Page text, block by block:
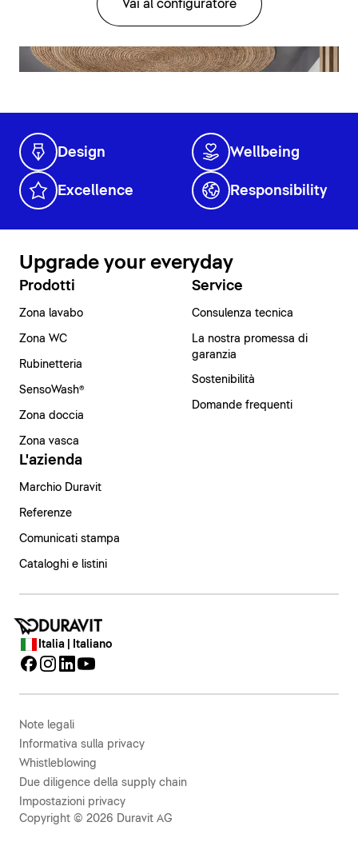
Vai al configuratore
Design Wellbeing
Excellence Responsibility
Upgrade your everyday
Prodotti
Zona lavabo
Zona WC
Rubinetteria
SensoWash®
Zona doccia
Zona vasca
Service
Consulenza tecnica
La nostra promessa di
garanzia
Sostenibilità
Domande frequenti
L'azienda
Marchio Duravit
Referenze
Comunicati stampa
Cataloghi e listini
Italia | Italiano
Note legali
Informativa sulla privacy
Whistleblowing
Due diligence della supply chain
Impostazioni privacy
Copyright © 2026 Duravit AG